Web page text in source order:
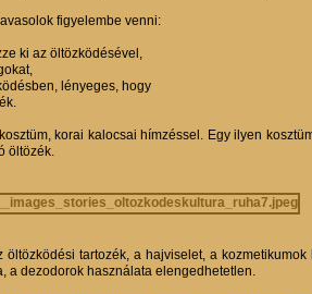
figyelembe venni:
ki az öltözködésével,
lényeges, hogy
korai kalocsai hímzéssel. Egy ilyen
öltözék.
tartozék, a hajviselet, a
a dezodorok használata elengedhetetlen.